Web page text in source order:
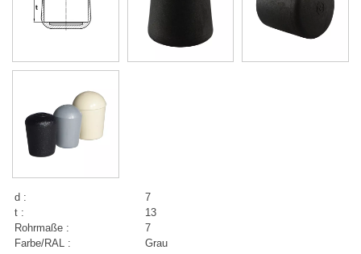
d :
7
t :
13
Rohrmaße :
7
Farbe/RAL :
Grau